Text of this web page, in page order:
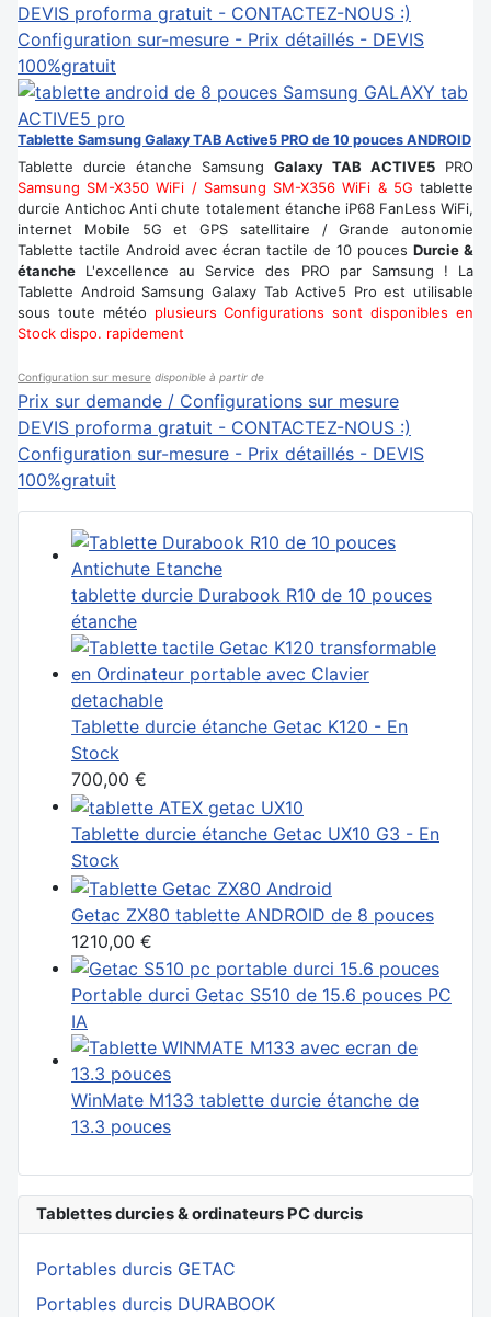
Tablettes durcies & ordinateurs PC durcis
Portables durcis GETAC
Portables durcis DURABOOK
DEVIS proforma gratuit - CONTACTEZ-NOUS :)
Configuration sur-mesure - Prix détaillés - DEVIS
100%gratuit
Tablette Samsung Galaxy TAB Active5 PRO de 10 pouces ANDROID
Tablette durcie étanche Samsung Galaxy TAB ACTIVE5 PRO
Samsung SM-X350 WiFi / Samsung SM-X356 WiFi & 5G tablette
durcie Antichoc Anti chute totalement étanche iP68 FanLess WiFi,
internet Mobile 5G et GPS satellitaire / Grande autonomie
Tablette tactile Android avec écran tactile de 10 pouces Durcie &
étanche L'excellence au Service des PRO par Samsung ! La
Tablette Android Samsung Galaxy Tab Active5 Pro est utilisable
sous toute météo plusieurs Configurations sont disponibles en
Stock dispo. rapidement
Configuration sur mesure disponible à partir de
Prix sur demande / Configurations sur mesure
DEVIS proforma gratuit - CONTACTEZ-NOUS :)
Configuration sur-mesure - Prix détaillés - DEVIS
100%gratuit
tablette durcie Durabook R10 de 10 pouces
étanche
Tablette durcie étanche Getac K120 - En
Stock
700,00 €
Tablette durcie étanche Getac UX10 G3 - En
Stock
Getac ZX80 tablette ANDROID de 8 pouces
1210,00 €
Portable durci Getac S510 de 15.6 pouces PC
IA
WinMate M133 tablette durcie étanche de
13.3 pouces